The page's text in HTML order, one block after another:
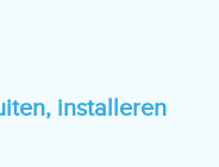
installeren